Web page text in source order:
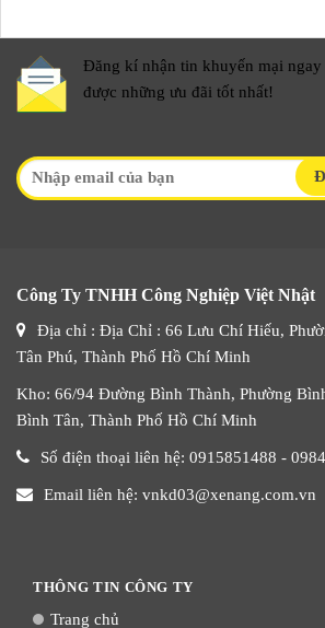
Đăng kí nhận tin khuyến mại ngay
được những ưu đãi tốt nhất!
Công Ty TNHH Công Nghiệp Việt Nhật
Địa chỉ : Địa Chỉ : 66 Lưu Chí Hiếu,
Tân Phú, Thành Phố Hồ Chí Minh
Kho: 66/94 Đường Bình Thành, Phường
Bình Tân, Thành Phố Hồ Chí Minh
Số điện thoại liên hệ: 0915851488 -
Email liên hệ: vnkd03@xenang.com.vn
THÔNG TIN CÔNG TY
Trang chủ